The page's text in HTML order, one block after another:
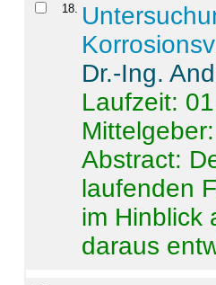
18
Dr.-Ing.
Laufzeit:
Abstract:
laufenden
im Hinblick
daraus